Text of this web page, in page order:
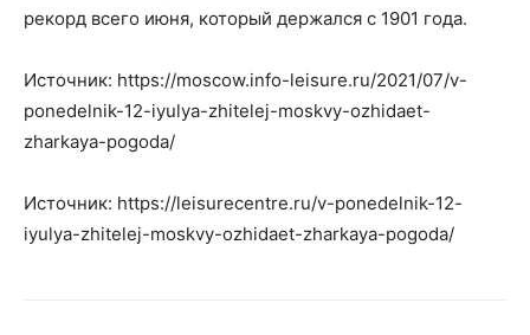
рекорд всего июня, который держался с 1901 года.
Источник: https://moscow.info-leisure.ru/2021/07/v-
ponedelnik-12-iyulya-zhitelej-moskvy-ozhidaet-
zharkaya-pogoda/
Источник: https://leisurecentre.ru/v-ponedelnik-12-
iyulya-zhitelej-moskvy-ozhidaet-zharkaya-pogoda/